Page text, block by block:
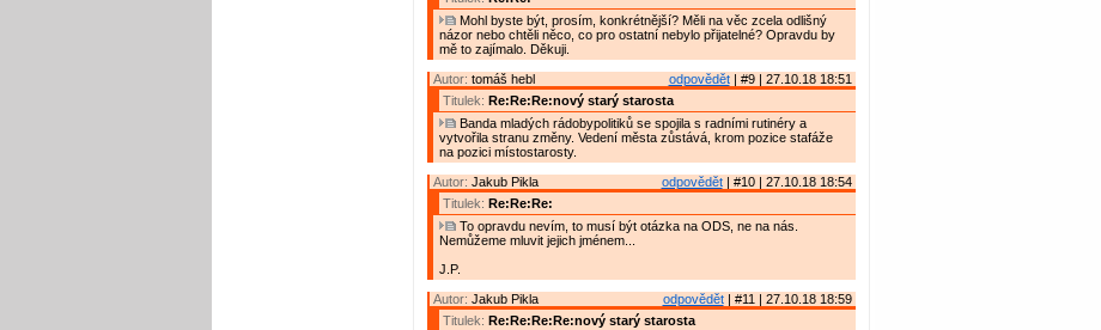
Mohl byste být, prosím, konkrétnější? Měli na věc zcela odlišný
názor nebo chtěli něco, co pro ostatní nebylo přijatelné? Opravdu by
mě to zajímalo. Děkuji.
odpovědět| #9 | 27.10.18 18:51
Autor: tomáš hebl
Titulek: Re:Re:Re:nový starý starosta
Banda mladých rádobypolitiků se spojila s radními rutinéry a
vytvořila stranu změny. Vedení města zůstává, krom pozice stafáže
na pozici místostarosty.
odpovědět| #10 | 27.10.18 18:54
Autor: Jakub Pikla
Titulek: Re:Re:Re:
To opravdu nevím, to musí být otázka na ODS, ne na nás.
Nemůžeme mluvit jejich jménem...
J.P.
odpovědět| #11 | 27.10.18 18:59
Autor: Jakub Pikla
Titulek: Re:Re:Re:Re:nový starý starosta